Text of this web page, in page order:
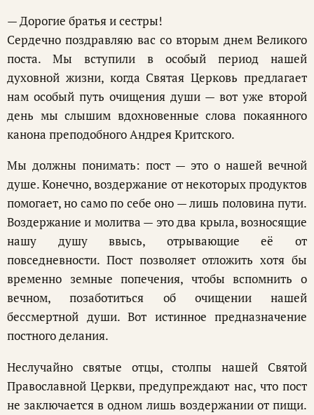
— Дорогие братья и сестры!
Сердечно поздравляю вас со вторым днем Великого
поста. Мы вступили в особый период нашей
духовной жизни, когда Святая Церковь предлагает
нам особый путь очищения души — вот уже второй
день мы слышим вдохновенные слова покаянного
канона преподобного Андрея Критского.
Мы должны понимать: пост — это о нашей вечной
душе. Конечно, воздержание от некоторых продуктов
помогает, но само по себе оно — лишь половина пути.
Воздержание и молитва — это два крыла, возносящие
нашу душу ввысь, отрывающие её от
повседневности. Пост позволяет отложить хотя бы
временно земные попечения, чтобы вспомнить о
вечном, позаботиться об очищении нашей
бессмертной души. Вот истинное предназначение
постного делания.
Неслучайно святые отцы, столпы нашей Святой
Православной Церкви, предупреждают нас, что пост
не заключается в одном лишь воздержании от пищи.